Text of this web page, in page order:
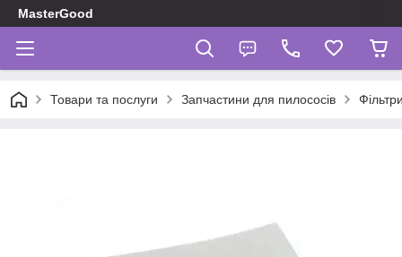
MasterGood
Товари та послуги Запчастини для пилососів